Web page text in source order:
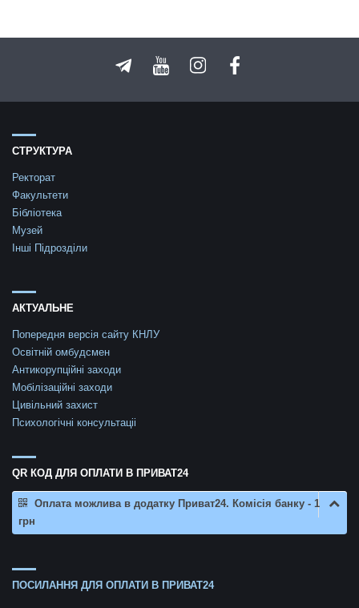
СТРУКТУРА
Ректорат
Факультети
Бібліотека
Музей
Інші Підрозділи
АКТУАЛЬНЕ
Попередня версія сайту КНЛУ
Освітній омбудсмен
Антикорупційні заходи
Мобілізаційні заходи
Цивільний захист
Психологічні консультаціі
QR КОД ДЛЯ ОПЛАТИ В ПРИВАТ24
Оплата можлива в додатку Приват24. Комісія банку - 1
грн
ПОСИЛАННЯ ДЛЯ ОПЛАТИ В ПРИВАТ24